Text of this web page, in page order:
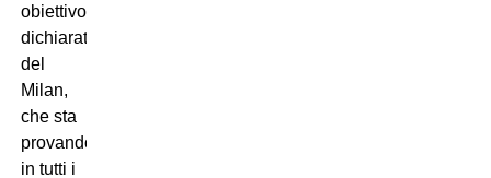
obiettivo
dichiarato
del
Milan,
che sta
provando
in tutti i